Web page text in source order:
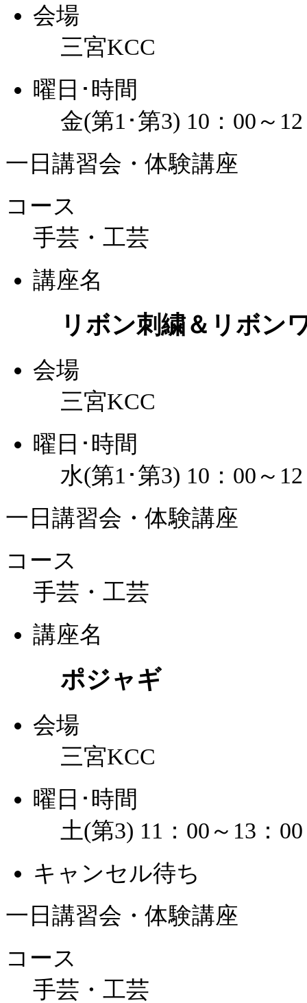
会場
三宮KCC
曜日･時間
金(第1･第3) 10：00～
一日講習会・体験講座
コース
手芸・工芸
講座名
リボン刺繍＆リボン
会場
三宮KCC
曜日･時間
水(第1･第3) 10：00～
一日講習会・体験講座
コース
手芸・工芸
講座名
ポジャギ
会場
三宮KCC
曜日･時間
土(第3) 11：00～13：00
キャンセル待ち
一日講習会・体験講座
コース
手芸・工芸